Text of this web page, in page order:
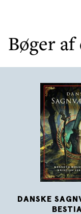
Bøger
DANSKE